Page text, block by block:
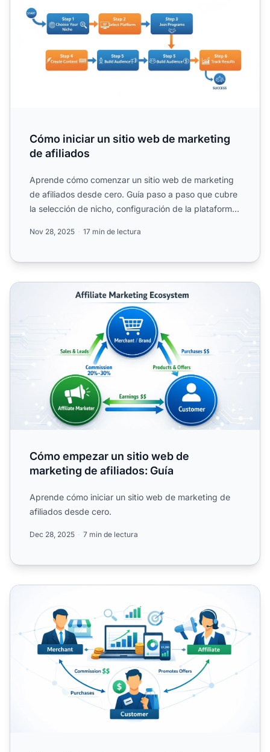
Cómo iniciar un sitio web de marketing
de afiliados
Aprende cómo comenzar un sitio web de marketing
de afiliados desde cero. Guía paso a paso que cubre
la selección de nicho, configuración de la plataforma,
Nov 28, 2025 17 min de lectura
Cómo empezar un sitio web de marketing de afiliados:
Cómo empezar un sitio web de
marketing de afiliados: Guía
Aprende cómo iniciar un sitio web de marketing de
afiliados desde cero.
Dec 28, 2025 7 min de lectura
7 beneficios clave del marketing de afiliados para generar